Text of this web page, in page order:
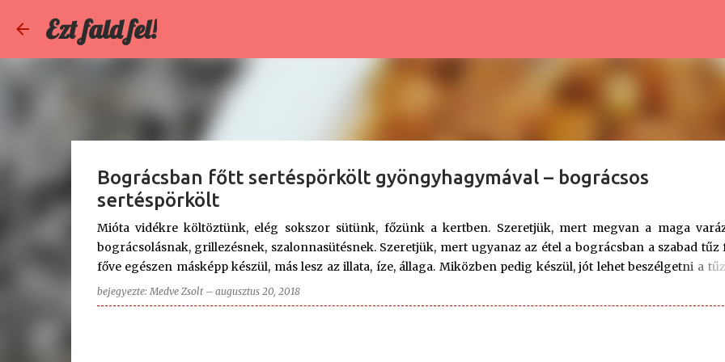
Ezt fald fel!
Bográcsban főtt sertéspörkölt gyöngyhagymával – bográcsos
sertéspörkölt
Mióta vidékre költöztünk, elég sokszor sütünk, főzünk a kertben. Szeretjük, mert megvan a maga
bográcsolásnak, grillezésnek, szalonnasütésnek. Szeretjük, mert ugyanaz az étel a bográcsban a szabad tűz
főve egészen másképp készül, más lesz az illata, íze, állaga. Miközben pedig készül, jót lehet beszélgetni a
mellett egy sörrel, üdítővel a kézben, vagy éppen az árnyékba húzódva. Szeretünk kint főzni, ezért amikor
tehetjük, élünk a lehetőséggel. Ezúttal sertéspörköltet főztünk, de egy kicsit másképp, mintha odabent készült
bejegyezte:Medve Zsolt – augusztus 20, 2018